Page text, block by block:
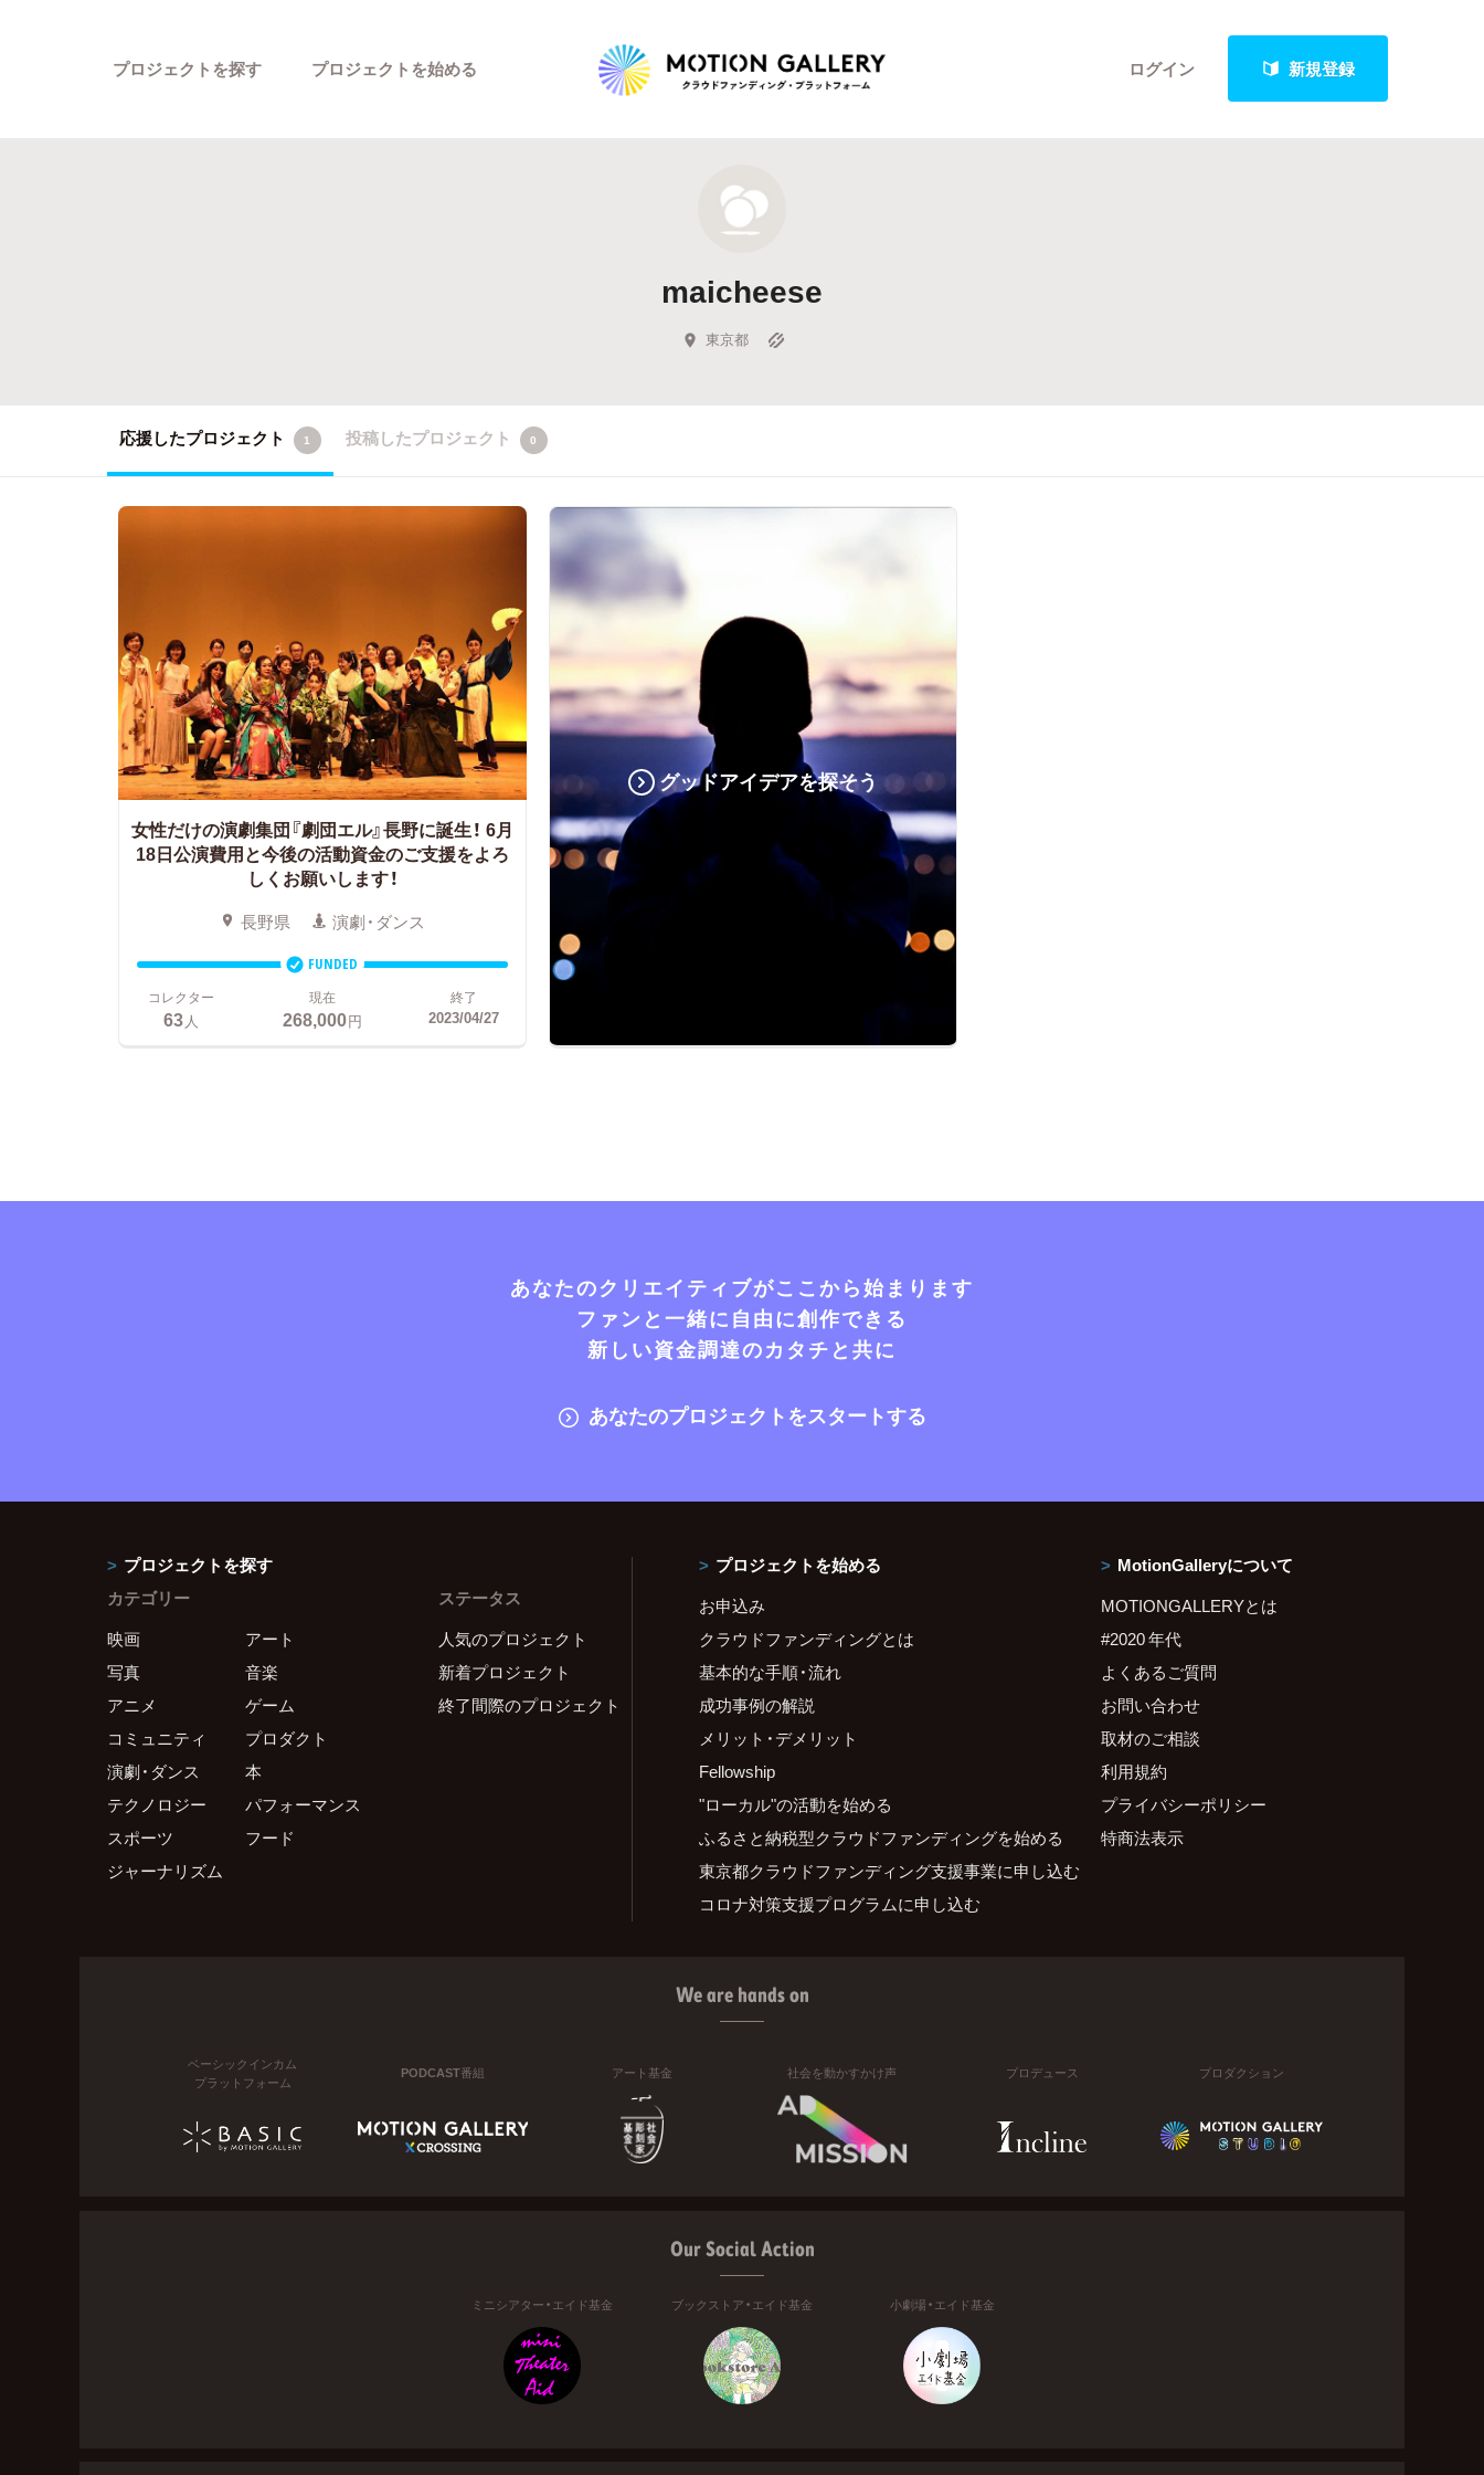
ログイン 新規登録
プロジェクトを探す
新着プロジェクト
Feature
キュレーターから探す
プロジェクトを始める
maicheese
東京都
応援したプロジェクト 1 投稿したプロジェクト 0
女性だけの演劇集団『劇団エル』長野に誕生！ 6月
18日公演費用と今後の活動資金のご支援をよろ
しくお願いします！
長野県 演劇・ダンス
FUNDED
コレクター
63人
現在
268,000円
終了
2023/04/27
グッドアイデアを探そう
あなたのクリエイティブがここから始まります
ファンと一緒に自由に創作できる
新しい資金調達のカタチと共に
あなたのプロジェクトをスタートする
プロジェクトを探す
カテゴリー
映画
アート
写真
音楽
アニメ
ゲーム
コミュニティ
プロダクト
演劇・ダンス
本
テクノロジー
パフォーマンス
スポーツ
フード
ジャーナリズム
ステータス
人気のプロジェクト
新着プロジェクト
終了間際のプロジェクト
プロジェクトを始める
お申込み
クラウドファンディングとは
基本的な手順・流れ
成功事例の解説
メリット・デメリット
Fellowship
"ローカル"の活動を始める
ふるさと納税型クラウドファンディングを始める
東京都クラウドファンディング支援事業に申し込む
コロナ対策支援プログラムに申し込む
MotionGalleryについて
MOTIONGALLERYとは
#2020 年代
よくあるご質問
お問い合わせ
取材のご相談
利用規約
プライバシーポリシー
特商法表示
We are hands on
ベーシックインカム
プラットフォーム
PODCAST番組 アート基金 社会を動かすかけ声 プロデュース プロダクション
Our Social Action
ミニシアター・エイド基金 ブックストア・エイド基金 小劇場・エイド基金